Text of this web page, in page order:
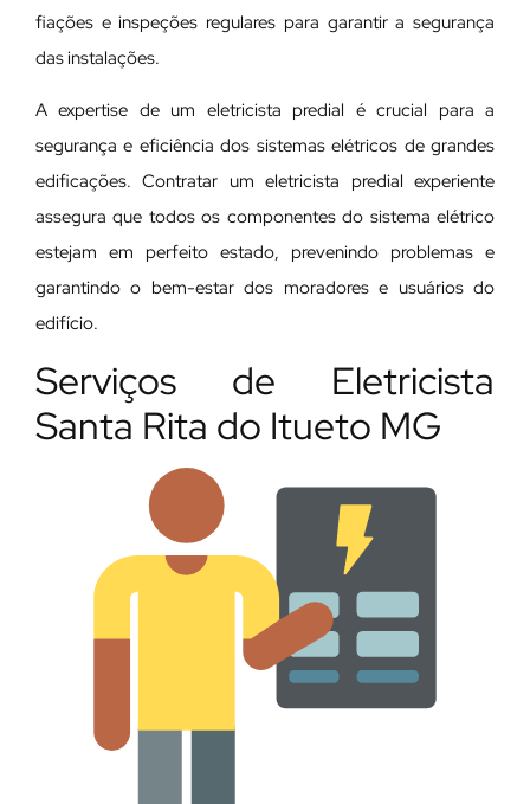
fiações e inspeções regulares para garantir a segurança
das instalações.
A expertise de um eletricista predial é crucial para a
segurança e eficiência dos sistemas elétricos de grandes
edificações. Contratar um eletricista predial experiente
assegura que todos os componentes do sistema elétrico
estejam em perfeito estado, prevenindo problemas e
garantindo o bem-estar dos moradores e usuários do
edifício.
Serviços de Eletricista
Santa Rita do Itueto MG